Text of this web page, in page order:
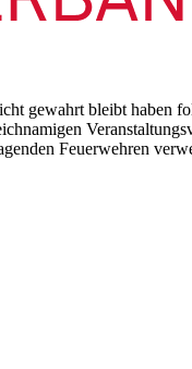
gewahrt bleibt haben
Feuerwehren